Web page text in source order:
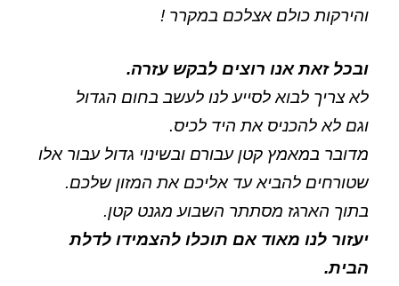
והירקות כולם אצלכם במקרר !
ובכל זאת אנו רוצים לבקש עזרה.
לא צריך לבוא לסייע לנו לעשב בחום הגדול
וגם לא להכניס את היד לכיס.
מדובר במאמץ קטן עבורם ובשינוי גדול עבור אלו
שטורחים להביא עד אליכם את המזון שלכם.
בתוך הארגז מסתתר השבוע מגנט קטן.
יעזור לנו מאוד אם תוכלו להצמידו לדלת
הבית.